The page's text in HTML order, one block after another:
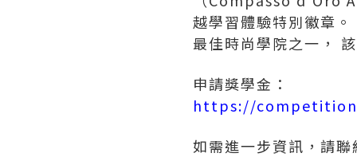
越學習體驗特別徽章
最佳時尚學院之一，
申請獎學金：
https://
如需進一步資訊，請聯